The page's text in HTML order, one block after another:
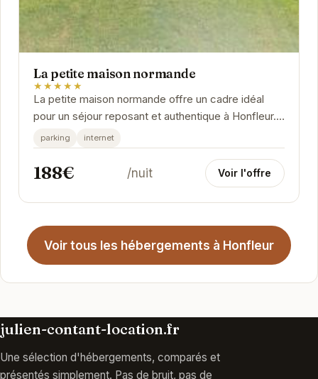
La petite maison normande
★★★★★
La petite maison normande offre un cadre idéal
pour un séjour reposant et authentique à Honfleur.
Son charme unique et son emplacement...
parking internet
188€ /nuit Voir l'offre
Voir tous les hébergements à Honfleur
julien-contant-location.fr
Une sélection d'hébergements, comparés et
présentés simplement. Pas de bruit, pas de